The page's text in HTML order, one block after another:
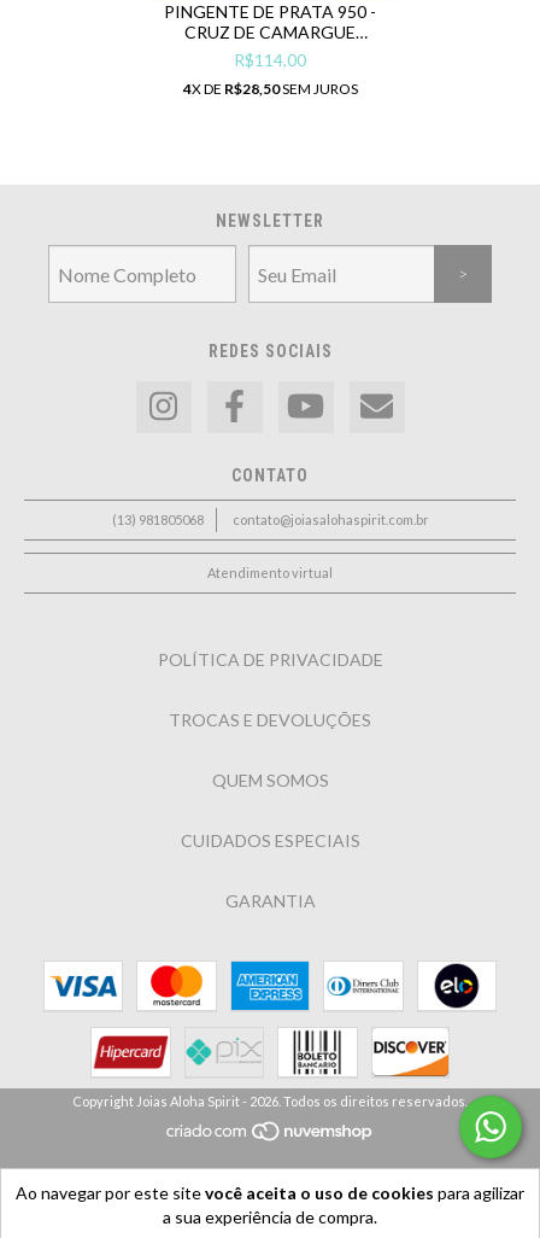
Ao navegar por este sitevocê aceita o uso de cookies para agilizar
a sua experiência de compra.
PINGENTE DE PRATA 950 -
CRUZ DE CAMARGUE
PEQUENO (TRADICIONAL)
R$114,00
4X DE R$28,50SEM JUROS
NEWSLETTER
REDES SOCIAIS
CONTATO
(13) 981805068 contato@joiasalohaspirit.com.br
Atendimento virtual
POLÍTICA DE PRIVACIDADE
TROCAS E DEVOLUÇÕES
QUEM SOMOS
CUIDADOS ESPECIAIS
GARANTIA
Copyright Joias Aloha Spirit - 2026. Todos os direitos reservados.